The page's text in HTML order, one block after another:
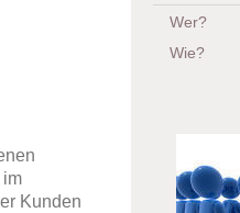
im
Kunden
Wer?
Wie?